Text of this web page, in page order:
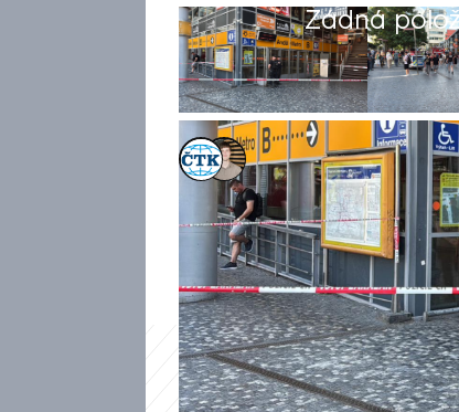
Žádná
ČTK,
Tomáš Pokstefel
Akt. 18. čvn 2026, 19:52• 18. čvn
Provoz metra na lince B
směrech zastavil skok
Smíchovským nádražím a